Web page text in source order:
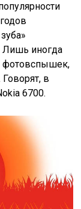
Лишь иногда
фотовспышек,
в
6700.